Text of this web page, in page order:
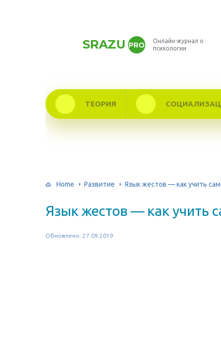
SRAZU PRO
Онлайн-журнал о
психологии
ТЕОРИЯ
Home Развитие Язык жестов — как учить
Язык жестов — как учить
Обновлено: 27.09.2019